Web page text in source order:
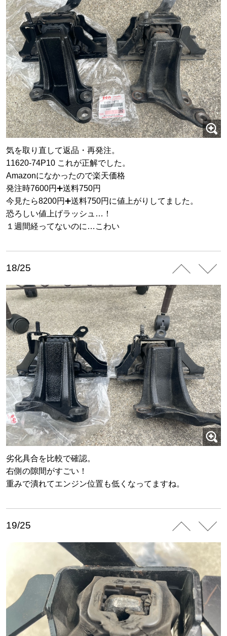
気を取り直して返品・再発注。
11620-74P10 これが正解でした。
Amazonになかったので楽天価格
発注時7600円➕送料750円
今見たら8200円➕送料750円に値上がりしてました。
恐ろしい値上げラッシュ…！
１週間経ってないのに…こわい
18/25
劣化具合を比較で確認。
右側の隙間がすごい！
重みで潰れてエンジン位置も低くなってますね。
19/25